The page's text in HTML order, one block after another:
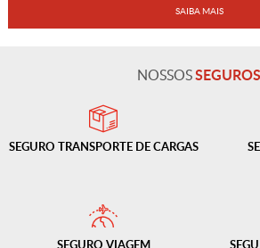
SAIBA MAIS
NOSSOSSEGUROS
SEGURO TRANSPORTEDE CARGAS
SEGURO VIAGEM